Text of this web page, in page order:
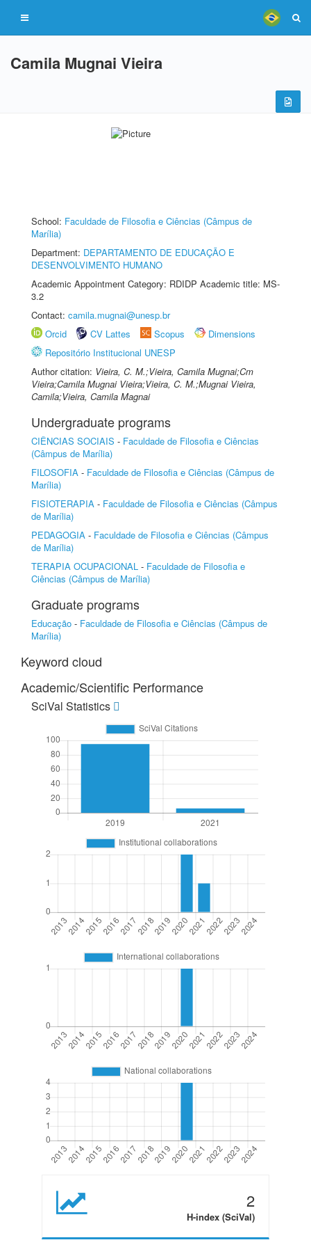
Camila Mugnai Vieira
School: Faculdade de Filosofia e Ciências (Câmpus de
Marília)
Department: DEPARTAMENTO DE EDUCAÇÃO E
DESENVOLVIMENTO HUMANO
Academic Appointment Category: RDIDP Academic title: MS-
3.2
Contact: camila.mugnai@unesp.br
Orcid
CV Lattes Scopus
Dimensions
Repositório Institucional UNESP
Author citation: Vieira, C. M.;Vieira, Camila Mugnai;Cm
Vieira;Camila Mugnai Vieira;Vieira, C. M.;Mugnai Vieira,
Camila;Vieira, Camila Magnai
Undergraduate programs
CIÊNCIAS SOCIAIS - Faculdade de Filosofia e Ciências
(Câmpus de Marília)
FILOSOFIA - Faculdade de Filosofia e Ciências (Câmpus de
Marília)
FISIOTERAPIA - Faculdade de Filosofia e Ciências (Câmpus
de Marília)
PEDAGOGIA - Faculdade de Filosofia e Ciências (Câmpus
de Marília)
TERAPIA OCUPACIONAL - Faculdade de Filosofia e
Ciências (Câmpus de Marília)
Graduate programs
Educação - Faculdade de Filosofia e Ciências (Câmpus de
Marília)
Keyword cloud
Academic/Scientific Performance
SciVal Statistics
2
H-index (SciVal)